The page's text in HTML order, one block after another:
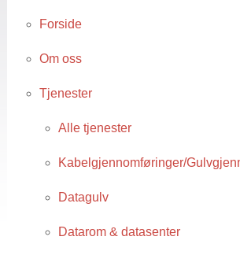
Forside
Om oss
Tjenester
Alle tjenester
Kabelgjennomføringer/
Datagulv
Datarom & datasenter